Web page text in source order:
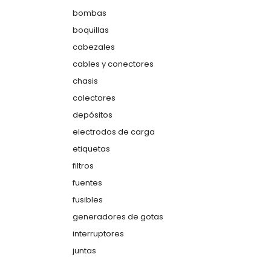
bombas
boquillas
cabezales
cables y conectores
chasis
colectores
depósitos
electrodos de carga
etiquetas
filtros
fuentes
fusibles
generadores de gotas
interruptores
juntas